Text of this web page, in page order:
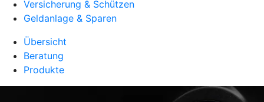
Versicherung & Schützen
Geldanlage & Sparen
Übersicht
Beratung
Produkte